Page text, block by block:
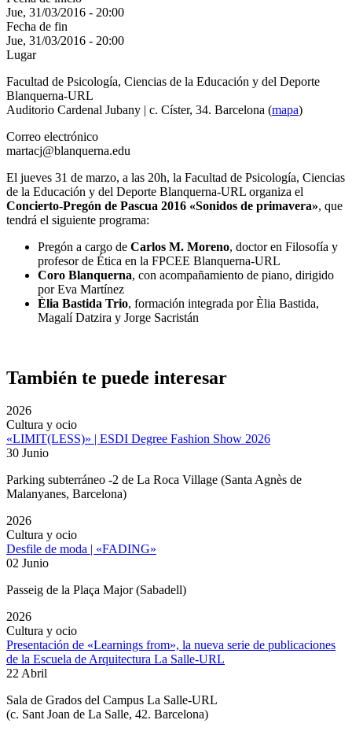
Jue, 31/03/2016 - 20:00
Fecha de fin
Jue, 31/03/2016 - 20:00
Lugar
Facultad de Psicología, Ciencias de la Educación y del Deporte
Blanquerna-URL
Auditorio Cardenal Jubany | c. Císter, 34. Barcelona (mapa)
Correo electrónico
martacj@blanquerna.edu
El jueves 31 de marzo, a las 20h, la Facultad de Psicología, Ciencias
de la Educación y del Deporte Blanquerna-URL organiza el
Concierto-Pregón de Pascua 2016 «Sonidos de primavera», que
tendrá el siguiente programa:
Pregón a cargo de Carlos M. Moreno, doctor en Filosofía y
profesor de Ética en la FPCEE Blanquerna-URL
Coro Blanquerna, con acompañamiento de piano, dirigido
por Eva Martínez
Èlia Bastida Trio, formación integrada por Èlia Bastida,
Magalí Datzira y Jorge Sacristán
También te puede interesar
2026
Cultura y ocio
«LIMIT(LESS)» | ESDI Degree Fashion Show 2026
30 Junio
Parking subterráneo -2 de La Roca Village (Santa Agnès de
Malanyanes, Barcelona)
2026
Cultura y ocio
Desfile de moda | «FADING»
02 Junio
Passeig de la Plaça Major (Sabadell)
2026
Cultura y ocio
Presentación de «Learnings from», la nueva serie de publicaciones
de la Escuela de Arquitectura La Salle-URL
22 Abril
Sala de Grados del Campus La Salle-URL
(c. Sant Joan de La Salle, 42. Barcelona)